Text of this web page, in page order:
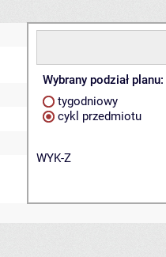
Wybrany podział planu:
tygodniowy
cykl przedmiotu
WYK-Z